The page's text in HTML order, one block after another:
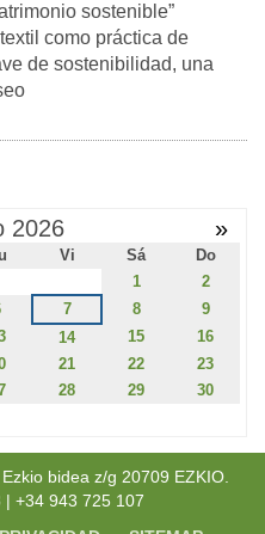
sostenible”
como práctica de
de sostenibilidad, una
2026 »
Vi Sá
Do
1
2
7 8
9
14 15
16
21 22
23
28 29
30
bidea z/g 20709 EZKIO.
| +34 943 725 107